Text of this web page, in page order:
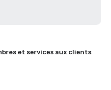
et services aux clients